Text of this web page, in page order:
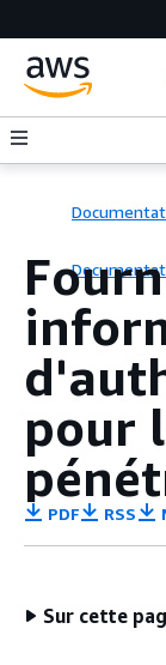
pour
PDF RSS
Sur cette